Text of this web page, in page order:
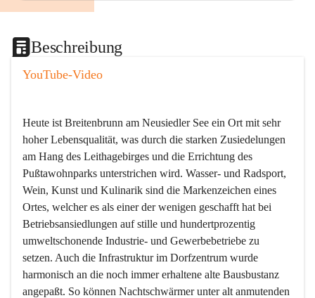
Beschreibung
YouTube-Video
Heute ist Breitenbrunn am Neusiedler See ein Ort mit sehr
hoher Lebensqualität, was durch die starken Zusiedelungen
am Hang des Leithagebirges und die Errichtung des
Pußtawohnparks unterstrichen wird. Wasser- und Radsport,
Wein, Kunst und Kulinarik sind die Markenzeichen eines
Ortes, welcher es als einer der wenigen geschafft hat bei
Betriebsansiedlungen auf stille und hundertprozentig
umweltschonende Industrie- und Gewerbebetriebe zu
setzen. Auch die Infrastruktur im Dorfzentrum wurde
harmonisch an die noch immer erhaltene alte Bausbustanz
angepaßt. So können Nachtschwärmer unter alt anmutenden